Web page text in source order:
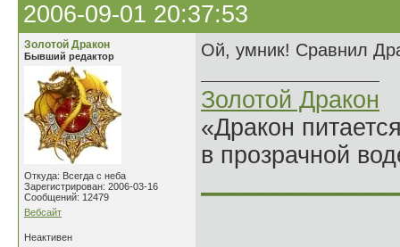
2006-09-01 20:37:53
Золотой Дракон
Бывший редактор
Откуда: Всегда с неба
Зарегистрирован: 2006-03-16
Сообщений: 12479
Вебсайт
Ой, умник! Сравнил
Золотой Дракон
«Дракон
в прозрачной
Неактивен